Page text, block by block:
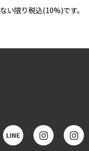
い限り税込(10%)です。
LINE